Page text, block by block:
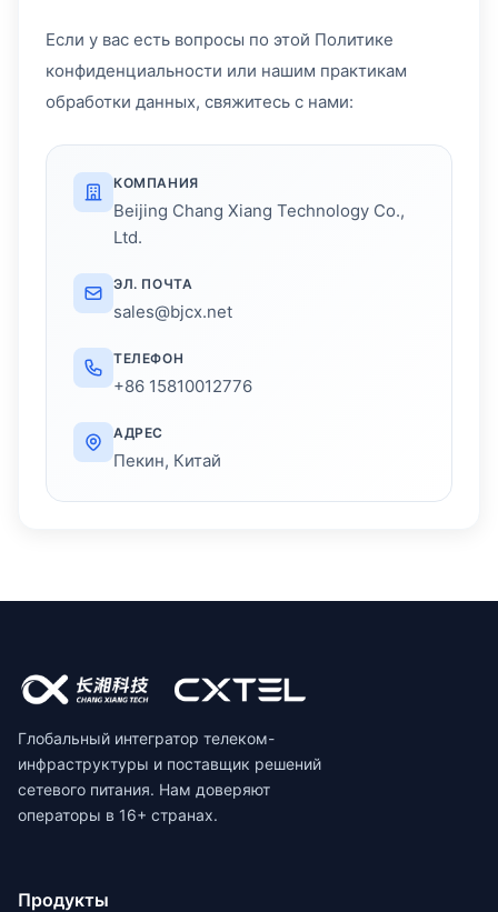
Если у вас есть вопросы по этой Политике
конфиденциальности или нашим практикам
обработки данных, свяжитесь с нами:
КОМПАНИЯ
Beijing Chang Xiang Technology Co.,
Ltd.
ЭЛ. ПОЧТА
sales@bjcx.net
ТЕЛЕФОН
+86 15810012776
АДРЕС
Пекин, Китай
Глобальный интегратор телеком-
инфраструктуры и поставщик решений
сетевого питания. Нам доверяют
операторы в 16+ странах.
Продукты